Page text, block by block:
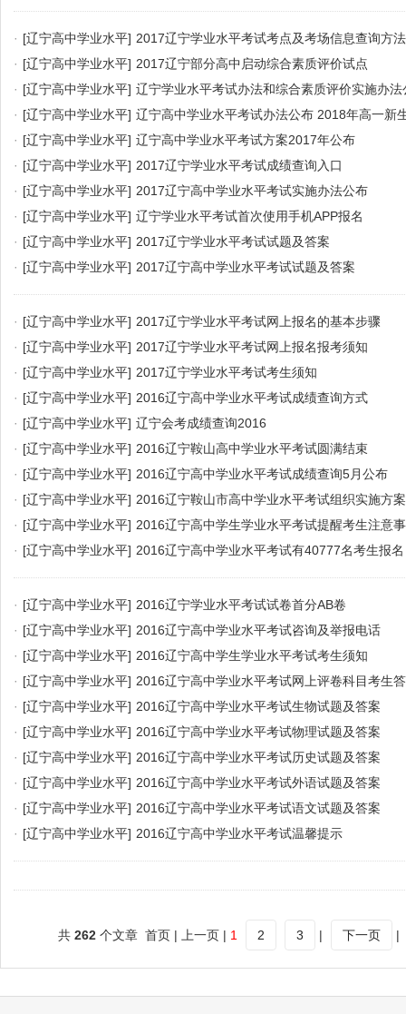
· [辽宁高中学业水平] 2017辽宁学业水平考试考点及考场信息查询方法
· [辽宁高中学业水平] 2017辽宁部分高中启动综合素质评价试点
· [辽宁高中学业水平] 辽宁学业水平考试办法和综合素质评价实施办法
· [辽宁高中学业水平] 辽宁高中学业水平考试办法公布 2018年高一新
· [辽宁高中学业水平] 辽宁高中学业水平考试方案2017年公布
· [辽宁高中学业水平] 2017辽宁学业水平考试成绩查询入口
· [辽宁高中学业水平] 2017辽宁高中学业水平考试实施办法公布
· [辽宁高中学业水平] 辽宁学业水平考试首次使用手机APP报名
· [辽宁高中学业水平] 2017辽宁学业水平考试试题及答案
· [辽宁高中学业水平] 2017辽宁高中学业水平考试试题及答案
· [辽宁高中学业水平] 2017辽宁学业水平考试网上报名的基本步骤
· [辽宁高中学业水平] 2017辽宁学业水平考试网上报名报考须知
· [辽宁高中学业水平] 2017辽宁学业水平考试考生须知
· [辽宁高中学业水平] 2016辽宁高中学业水平考试成绩查询方式
· [辽宁高中学业水平] 辽宁会考成绩查询2016
· [辽宁高中学业水平] 2016辽宁鞍山高中学业水平考试圆满结束
· [辽宁高中学业水平] 2016辽宁高中学业水平考试成绩查询5月公布
· [辽宁高中学业水平] 2016辽宁鞍山市高中学业水平考试组织实施方案
· [辽宁高中学业水平] 2016辽宁高中学生学业水平考试提醒考生注意
· [辽宁高中学业水平] 2016辽宁高中学业水平考试有40777名考生报名
· [辽宁高中学业水平] 2016辽宁学业水平考试试卷首分AB卷
· [辽宁高中学业水平] 2016辽宁高中学业水平考试咨询及举报电话
· [辽宁高中学业水平] 2016辽宁高中学生学业水平考试考生须知
· [辽宁高中学业水平] 2016辽宁高中学业水平考试网上评卷科目考生
· [辽宁高中学业水平] 2016辽宁高中学业水平考试生物试题及答案
· [辽宁高中学业水平] 2016辽宁高中学业水平考试物理试题及答案
· [辽宁高中学业水平] 2016辽宁高中学业水平考试历史试题及答案
· [辽宁高中学业水平] 2016辽宁高中学业水平考试外语试题及答案
· [辽宁高中学业水平] 2016辽宁高中学业水平考试语文试题及答案
· [辽宁高中学业水平] 2016辽宁高中学业水平考试温馨提示
共 262 个文章 首页 | 上一页 | 1 2 3 | 下一页 |